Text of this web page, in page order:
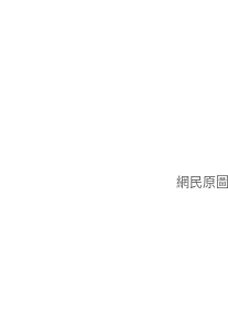
網民原